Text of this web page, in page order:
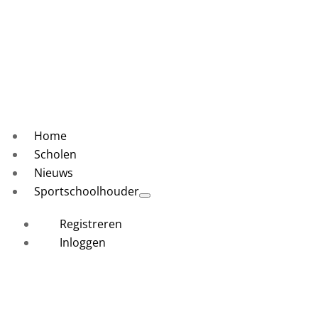
Home
Scholen
Nieuws
Sportschoolhouder
Registreren
Inloggen